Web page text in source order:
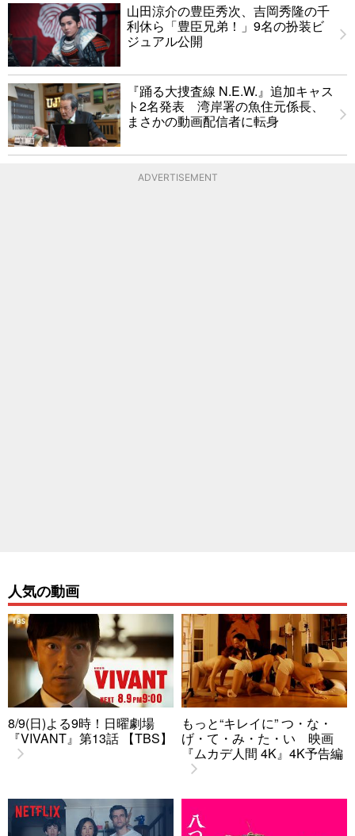
山田涼介の豊臣秀次、吉岡秀隆の千
利休ら「豊臣兄弟！」9名の扮装ビ
ジュアル公開
『踊る大捜査線 N.E.W.』追加キャス
ト2名発表 湾岸署の魚住元係長、
まさかの動画配信者に転身
ADVERTISEMENT
人気の動画
8/9(日)よる9時！日曜劇場
『VIVANT』第13話 【TBS】
もっと“キレイに” つ・な・
げ・て・み・た・い 映画
『ムカデ人間 4K』4K予告編